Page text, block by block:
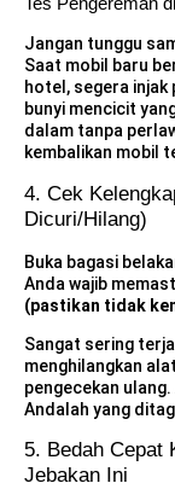
Jangan tunggu
Saat mobil baru
hotel, segera
bunyi mencicit
dalam tanpa
kembalikan mobil
4. Cek
Dicuri/Hilang)
Buka bagasi
Anda wajib
(pastikan tidak
Sangat sering
menghilangkan
pengecekan
Andalah yang
5. Bedah Cepat
Jebakan Ini